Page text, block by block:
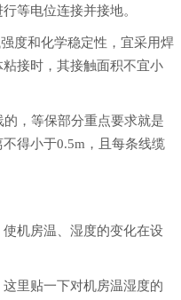
等电位连接并接地。
度和化学稳定性，宜采用焊
接时，其接触面积不宜小
，等保部分重点要求就是
得小于0.5m，且每条线缆
机房温、湿度的变化在设
里贴一下对机房温湿度的